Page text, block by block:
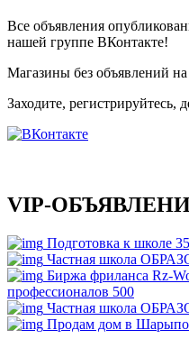
Все объявления
нашей группе ВКонтакте!
Магазины без объявлений
Заходите, регистрируйтесь,
VIP-
Подготовка к школе
Частная школа
Биржа фриланса Rz-
профессионалов 500
Частная школа
Продам дом в